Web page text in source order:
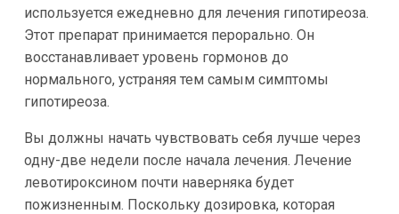
используется ежедневно для лечения гипотиреоза.
Этот препарат принимается перорально. Он
восстанавливает уровень гормонов до
нормального, устраняя тем самым симптомы
гипотиреоза.
Вы должны начать чувствовать себя лучше через
одну-две недели после начала лечения. Лечение
левотироксином почти наверняка будет
пожизненным. Поскольку дозировка, которая